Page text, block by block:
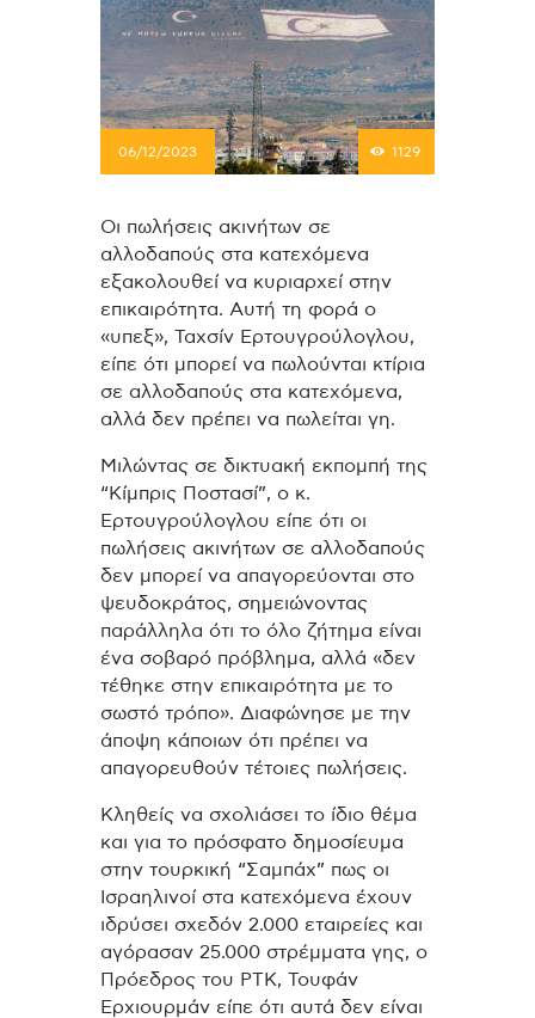
06/12/2023 1129
Οι πωλήσεις ακινήτων σε
αλλοδαπούς στα κατεχόμενα
εξακολουθεί να κυριαρχεί στην
επικαιρότητα. Αυτή τη φορά ο
«υπεξ», Ταχσίν Ερτουγρούλογλου,
είπε ότι μπορεί να πωλούνται κτίρια
σε αλλοδαπούς στα κατεχόμενα,
αλλά δεν πρέπει να πωλείται γη.
Μιλώντας σε δικτυακή εκπομπή της
“Κίμπρις Ποστασί”, ο κ.
Ερτουγρούλογλου είπε ότι οι
πωλήσεις ακινήτων σε αλλοδαπούς
δεν μπορεί να απαγορεύονται στο
ψευδοκράτος, σημειώνοντας
παράλληλα ότι το όλο ζήτημα είναι
ένα σοβαρό πρόβλημα, αλλά «δεν
τέθηκε στην επικαιρότητα με το
σωστό τρόπο». Διαφώνησε με την
άποψη κάποιων ότι πρέπει να
απαγορευθούν τέτοιες πωλήσεις.
Κληθείς να σχολιάσει το ίδιο θέμα
και για το πρόσφατο δημοσίευμα
στην τουρκική “Σαμπάχ” πως οι
Ισραηλινοί στα κατεχόμενα έχουν
ιδρύσει σχεδόν 2.000 εταιρείες και
αγόρασαν 25.000 στρέμματα γης, ο
Πρόεδρος του ΡΤΚ, Τουφάν
Ερχιουρμάν είπε ότι αυτά δεν είναι